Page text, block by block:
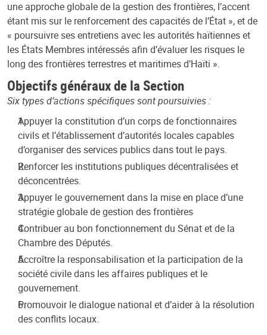
une approche globale de la gestion des frontières, l’accent
étant mis sur le renforcement des capacités de l’État », et de
« poursuivre ses entretiens avec les autorités haïtiennes et
les États Membres intéressés afin d’évaluer les risques le
long des frontières terrestres et maritimes d’Haïti ».
Objectifs généraux de la Section
Six types d’actions spécifiques sont poursuivies :
Appuyer la constitution d’un corps de fonctionnaires
civils et l’établissement d’autorités locales capables
d’organiser des services publics dans tout le pays.
Renforcer les institutions publiques décentralisées et
déconcentrées.
Appuyer le gouvernement dans la mise en place d’une
stratégie globale de gestion des frontières
Contribuer au bon fonctionnement du Sénat et de la
Chambre des Députés.
Accroître la responsabilisation et la participation de la
société civile dans les affaires publiques et le
gouvernement.
Promouvoir le dialogue national et d’aider à la résolution
des conflits locaux.